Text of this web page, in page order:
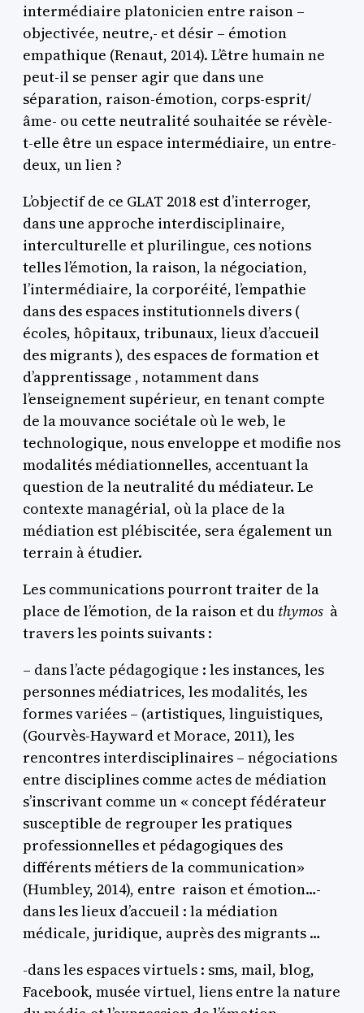
intermédiaire platonicien entre raison –
objectivée, neutre,- et désir – émotion
empathique (Renaut, 2014). L’être humain ne
peut-il se penser agir que dans une
séparation, raison-émotion, corps-esprit/
âme- ou cette neutralité souhaitée se révèle-
t-elle être un espace intermédiaire, un entre-
deux, un lien ?
L’objectif de ce GLAT 2018 est d’interroger,
dans une approche interdisciplinaire,
interculturelle et plurilingue, ces notions
telles l’émotion, la raison, la négociation,
l’intermédiaire, la corporéité, l’empathie
dans des espaces institutionnels divers (
écoles, hôpitaux, tribunaux, lieux d’accueil
des migrants ), des espaces de formation et
d’apprentissage , notamment dans
l’enseignement supérieur, en tenant compte
de la mouvance sociétale où le web, le
technologique, nous enveloppe et modifie nos
modalités médiationnelles, accentuant la
question de la neutralité du médiateur. Le
contexte managérial, où la place de la
médiation est plébiscitée, sera également un
terrain à étudier.
Les communications pourront traiter de la
place de l’émotion, de la raison et du thymos à
travers les points suivants :
– dans l’acte pédagogique : les instances, les
personnes médiatrices, les modalités, les
formes variées – (artistiques, linguistiques,
(Gourvès-Hayward et Morace, 2011), les
rencontres interdisciplinaires – négociations
entre disciplines comme actes de médiation
s’inscrivant comme un « concept fédérateur
susceptible de regrouper les pratiques
professionnelles et pédagogiques des
différents métiers de la communication»
(Humbley, 2014), entre raison et émotion…-
dans les lieux d’accueil : la médiation
médicale, juridique, auprès des migrants …
-dans les espaces virtuels : sms, mail, blog,
Facebook, musée virtuel, liens entre la nature